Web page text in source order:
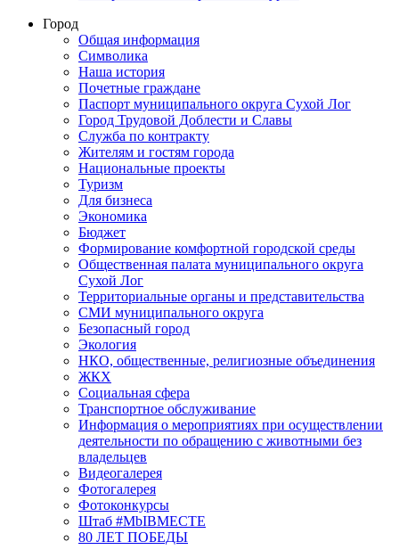
Город
Общая информация
Символика
Наша история
Почетные граждане
Паспорт муниципального округа Сухой Лог
Город Трудовой Доблести и Славы
Служба по контракту
Жителям и гостям города
Национальные проекты
Туризм
Для бизнеса
Экономика
Бюджет
Формирование комфортной городской среды
Общественная палата муниципального округа
Сухой Лог
Территориальные органы и представительства
СМИ муниципального округа
Безопасный город
Экология
НКО, общественные, религиозные объединения
ЖКХ
Социальная сфера
Транспортное обслуживание
Информация о мероприятиях при осуществлении
деятельности по обращению с животными без
владельцев
Видеогалерея
Фотогалерея
Фотоконкурсы
Штаб #MbIBMECTE
80 ЛЕТ ПОБЕДЫ